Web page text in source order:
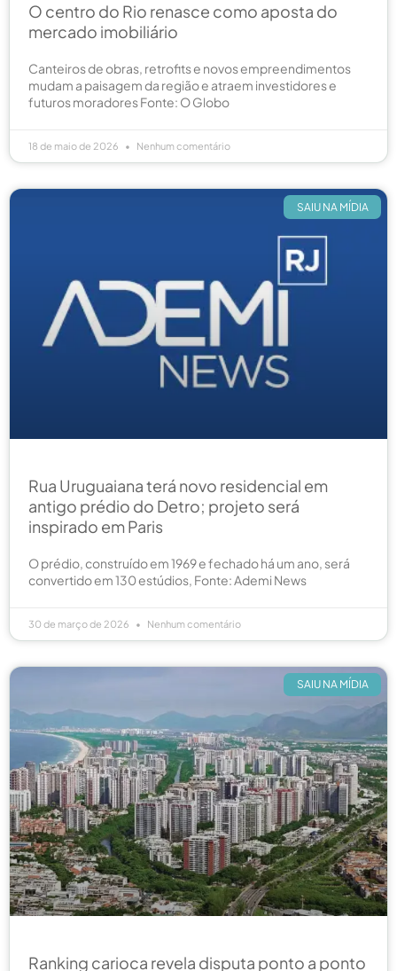
O centro do Rio renasce como aposta do
mercado imobiliário
Canteiros de obras, retrofits e novos empreendimentos
mudam a paisagem da região e atraem investidores e
futuros moradores Fonte: O Globo
18 de maio de 2026 Nenhum comentário
SAIU NA MÍDIA
Rua Uruguaiana terá novo residencial em
antigo prédio do Detro; projeto será
inspirado em Paris
O prédio, construído em 1969 e fechado há um ano, será
convertido em 130 estúdios, Fonte: Ademi News
30 de março de 2026 Nenhum comentário
SAIU NA MÍDIA
Ranking carioca revela disputa ponto a ponto